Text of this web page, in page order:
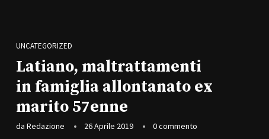
UNCATEGORIZED
Latiano, maltrattamenti
in famiglia allontanato ex
marito 57enne
da Redazione 26 Aprile 2019 0 commento